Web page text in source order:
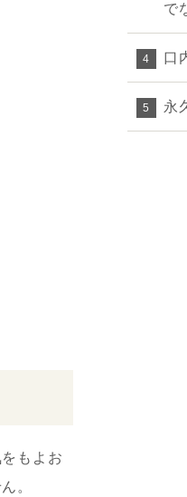
もよお
。
で
4 口
5 永